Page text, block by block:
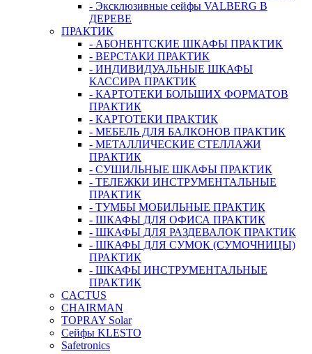
- Эксклюзивные сейфы VALBERG В
ДЕРЕВЕ
ПРАКТИК
- АБОНЕНТСКИЕ ШКАФЫ ПРАКТИК
- ВЕРСТАКИ ПРАКТИК
- ИНДИВИДУАЛЬНЫЕ ШКАФЫ
КАССИРА ПРАКТИК
- КАРТОТЕКИ БОЛЬШИХ ФОРМАТОВ
ПРАКТИК
- КАРТОТЕКИ ПРАКТИК
- МЕБЕЛЬ ДЛЯ БАЛКОНОВ ПРАКТИК
- МЕТАЛЛИЧЕСКИЕ СТЕЛЛАЖИ
ПРАКТИК
- СУШИЛЬНЫЕ ШКАФЫ ПРАКТИК
- ТЕЛЕЖКИ ИНСТРУМЕНТАЛЬНЫЕ
ПРАКТИК
- ТУМБЫ МОБИЛЬНЫЕ ПРАКТИК
- ШКАФЫ ДЛЯ ОФИСА ПРАКТИК
- ШКАФЫ ДЛЯ РАЗДЕВАЛОК ПРАКТИК
- ШКАФЫ ДЛЯ СУМОК (СУМОЧНИЦЫ)
ПРАКТИК
- ШКАФЫ ИНСТРУМЕНТАЛЬНЫЕ
ПРАКТИК
CACTUS
CHAIRMAN
TOPRAY Solar
Сейфы KLESTO
Safetronics